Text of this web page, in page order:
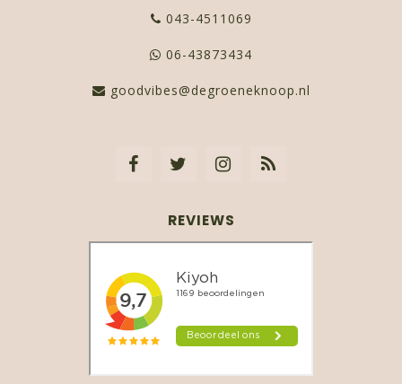
043-4511069
06-43873434
goodvibes@degroeneknoop.nl
REVIEWS